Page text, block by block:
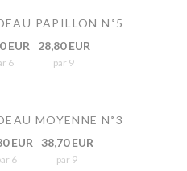
PAPILLON N˚5
EUR
6
28,80 EUR
par 9
MOYENNE N˚3
EUR
6
38,70 EUR
par 9